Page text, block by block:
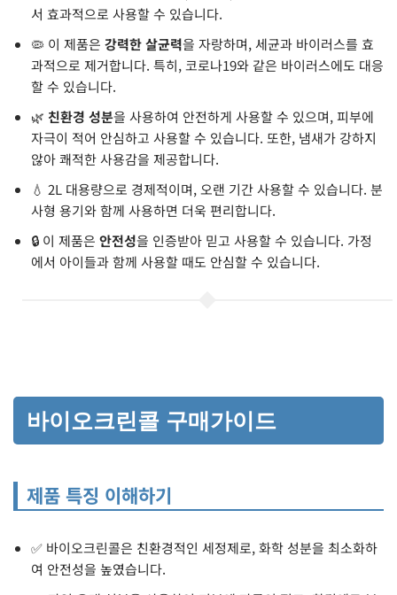
서 효과적으로 사용할 수 있습니다.
🦠 이 제품은 강력한 살균력을 자랑하며, 세균과 바이러스를 효
과적으로 제거합니다. 특히, 코로나19와 같은 바이러스에도 대응
할 수 있습니다.
🌿 친환경 성분을 사용하여 안전하게 사용할 수 있으며, 피부에
자극이 적어 안심하고 사용할 수 있습니다. 또한, 냄새가 강하지
않아 쾌적한 사용감을 제공합니다.
💧 2L 대용량으로 경제적이며, 오랜 기간 사용할 수 있습니다. 분
사형 용기와 함께 사용하면 더욱 편리합니다.
🔒 이 제품은 안전성을 인증받아 믿고 사용할 수 있습니다. 가정
에서 아이들과 함께 사용할 때도 안심할 수 있습니다.
바이오크린콜 구매가이드
제품 특징 이해하기
✅ 바이오크린콜은 친환경적인 세정제로, 화학 성분을 최소화하
여 안전성을 높였습니다.